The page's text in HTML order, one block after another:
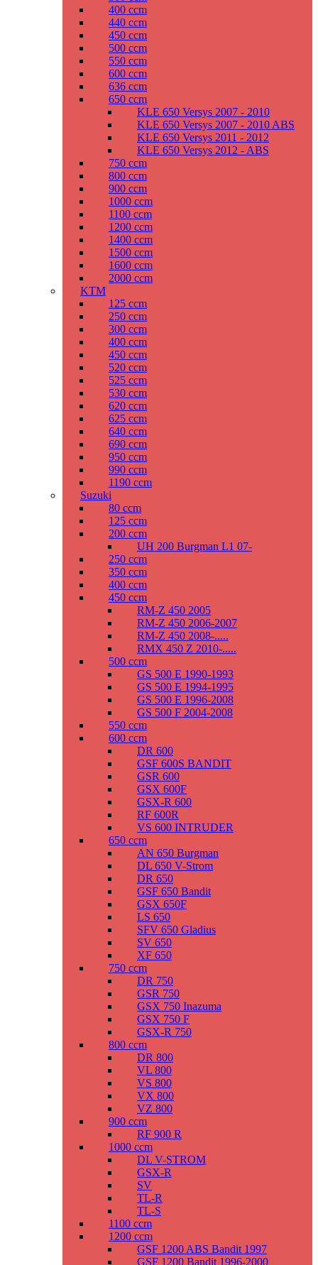
400 ccm
440 ccm
450 ccm
500 ccm
550 ccm
600 ccm
636 ccm
650 ccm
KLE 650 Versys 2007 - 2010
KLE 650 Versys 2007 - 2010 ABS
KLE 650 Versys 2011 - 2012
KLE 650 Versys 2012 - ABS
750 ccm
800 ccm
900 ccm
1000 ccm
1100 ccm
1200 ccm
1400 ccm
1500 ccm
1600 ccm
2000 ccm
KTM
125 ccm
250 ccm
300 ccm
400 ccm
450 ccm
520 ccm
525 ccm
530 ccm
620 ccm
625 ccm
640 ccm
690 ccm
950 ccm
990 ccm
1190 ccm
Suzuki
80 ccm
125 ccm
200 ccm
UH 200 Burgman L1 07-
250 ccm
350 ccm
400 ccm
450 ccm
RM-Z 450 2005
RM-Z 450 2006-2007
RM-Z 450 2008-.....
RMX 450 Z 2010-.....
500 ccm
GS 500 E 1990-1993
GS 500 E 1994-1995
GS 500 E 1996-2008
GS 500 F 2004-2008
550 ccm
600 ccm
DR 600
GSF 600S BANDIT
GSR 600
GSX 600F
GSX-R 600
RF 600R
VS 600 INTRUDER
650 ccm
AN 650 Burgman
DL 650 V-Strom
DR 650
GSF 650 Bandit
GSX 650F
LS 650
SFV 650 Gladius
SV 650
XF 650
750 ccm
DR 750
GSR 750
GSX 750 Inazuma
GSX 750 F
GSX-R 750
800 ccm
DR 800
VL 800
VS 800
VX 800
VZ 800
900 ccm
RF 900 R
1000 ccm
DL V-STROM
GSX-R
SV
TL-R
TL-S
1100 ccm
1200 ccm
GSF 1200 ABS Bandit 1997
GSF 1200 Bandit 1996-2000